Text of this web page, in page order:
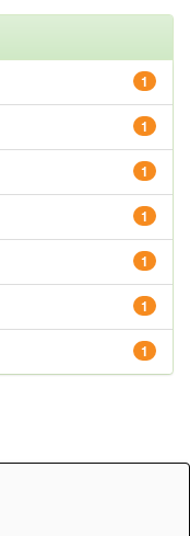
1
1
1
1
1
1
1